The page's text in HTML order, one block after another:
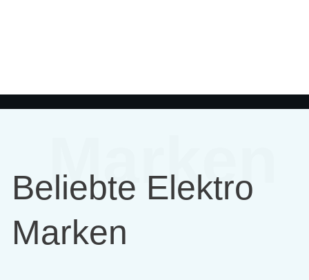
Marken
Beliebte Elektro
Marken